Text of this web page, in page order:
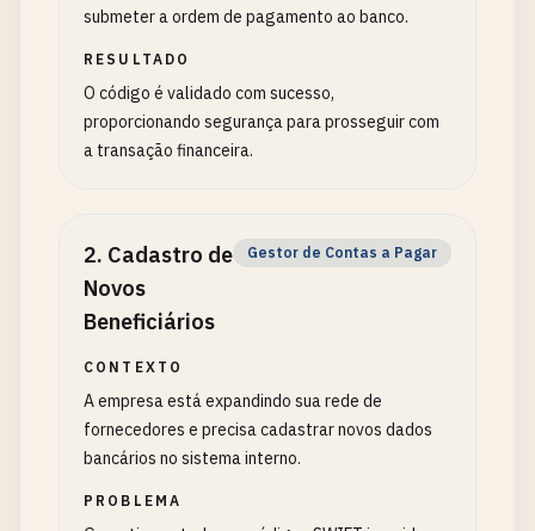
submeter a ordem de pagamento ao banco.
RESULTADO
O código é validado com sucesso,
proporcionando segurança para prosseguir com
a transação financeira.
2. Cadastro de
Novos
Beneficiários
Gestor de Contas a Pagar
CONTEXTO
A empresa está expandindo sua rede de
fornecedores e precisa cadastrar novos dados
bancários no sistema interno.
PROBLEMA